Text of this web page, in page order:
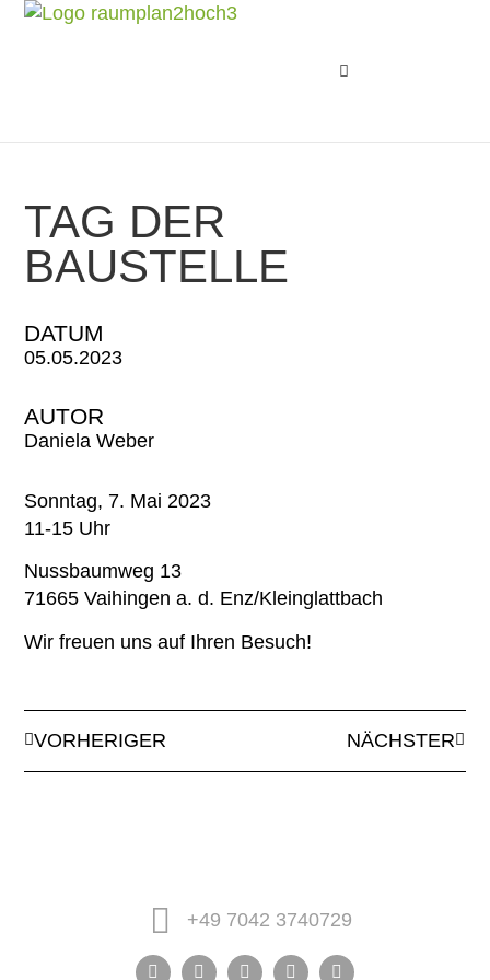
TAG DER
BAUSTELLE
DATUM
05.05.2023
AUTOR
Daniela Weber
Sonntag, 7. Mai 2023
11-15 Uhr
Nussbaumweg 13
71665 Vaihingen a. d. Enz/Kleinglattbach
Wir freuen uns auf Ihren Besuch!
VORHERIGER NÄCHSTER
+49 7042 3740729